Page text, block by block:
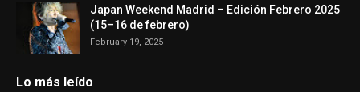
Japan Weekend Madrid – Edición Febrero 2025
(15–16 de febrero)
February 19, 2025
Lo más leído